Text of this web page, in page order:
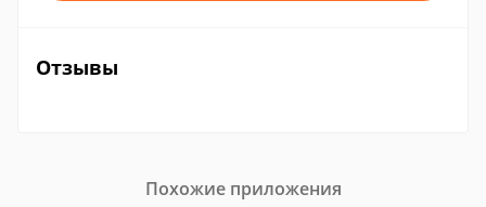
Отзывы
Похожие приложения